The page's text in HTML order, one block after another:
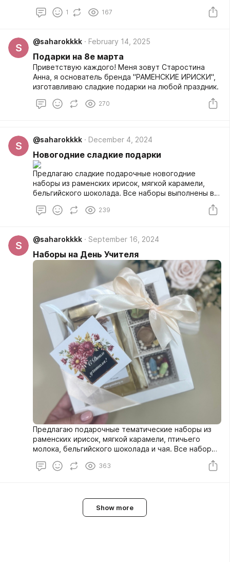
1 167
S
@saharokkkk February 14, 2025
Подарки на 8е марта
Приветствую каждого! Меня зовут Старостина
Анна, я основатель бренда "РАМЕНСКИЕ ИРИСКИ",
изготавливаю сладкие подарки на любой праздник.
270
S
@saharokkkk December 4, 2024
Новогодние сладкие подарки
Предлагаю сладкие подарочные новогодние
наборы из раменских ирисок, мягкой карамели,
бельгийского шоколада. Все наборы выполнены в
239
S
@saharokkkk September 16, 2024
Наборы на День Учителя
Предлагаю подарочные тематические наборы из
раменских ирисок, мягкой карамели, птичьего
молока, бельгийского шоколада и чая. Все наборы
перевязываются атласной лентой с тематической
363
Show more